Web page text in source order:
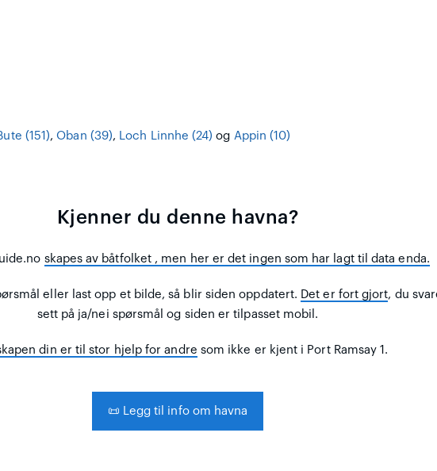
(151),Oban (39), Loch Linnhe (24) og Appin (10)
Kjenner du denne havna?
skapes av båtfolket , men her er det ingen som har lagt til data enda.
eller last opp et bilde, så blir siden oppdatert. Det er fort gjort, du
sett på ja/nei spørsmål og siden er tilpasset mobil.
din er til stor hjelp for andre som ikke er kjent i Port Ramsay 1.
📜 Legg til info om havna